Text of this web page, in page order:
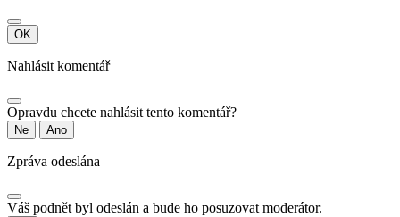
OK
Nahlásit komentář
Opravdu chcete nahlásit tento komentář?
Ne Ano
Zpráva odeslána
Váš podnět byl odeslán a bude ho posuzovat moderátor.